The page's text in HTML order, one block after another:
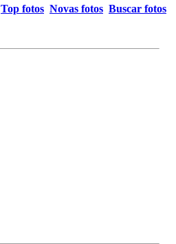
Top fotos Novas fotos Buscar fotos